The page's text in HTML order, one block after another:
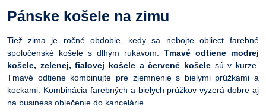
Pánske košele na zimu
Tiež zima je ročné obdobie, kedy sa nebojte obliecť farebné
spoločenské košele s dlhým rukávom. Tmavé odtiene modrej
košele, zelenej, fialovej košele a červené košele sú v kurze.
Tmavé odtiene kombinujte pre zjemnenie s bielymi prúžkami a
kockami. Kombinácia farebných a bielych prúžkov vyzerá dobre aj
na business oblečenie do kancelárie.